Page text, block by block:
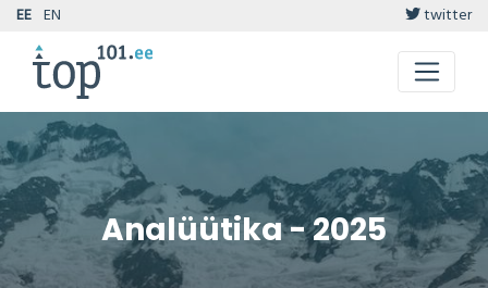
EE EN twitter
Analüütika - 2025